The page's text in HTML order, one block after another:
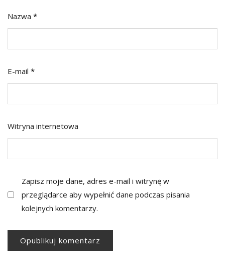
Nazwa *
E-mail *
Witryna internetowa
Zapisz moje dane, adres e-mail i witrynę w
przeglądarce aby wypełnić dane podczas pisania
kolejnych komentarzy.